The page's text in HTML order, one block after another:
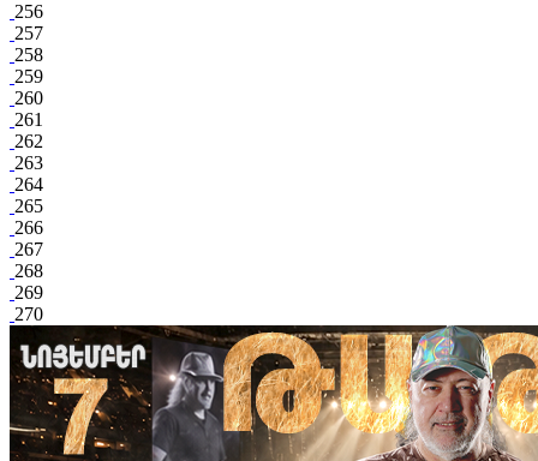
256
257
258
259
260
261
262
263
264
265
266
267
268
269
270